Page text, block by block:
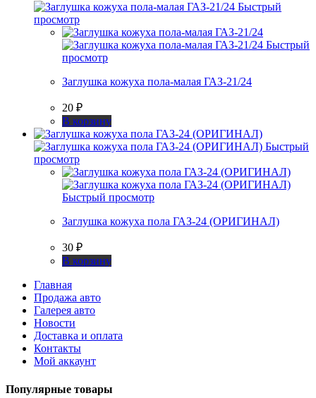
Быстрый
просмотр
Быстрый
просмотр
Заглушка кожуха пола-малая ГАЗ-21/24
20 ₽
В корзину
Быстрый
просмотр
Быстрый просмотр
Заглушка кожуха пола ГАЗ-24 (ОРИГИНАЛ)
30 ₽
В корзину
Главная
Продажа авто
Галерея авто
Новости
Доставка и оплата
Контакты
Мой аккаунт
Популярные товары